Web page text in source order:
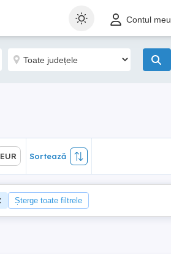
Contul meu
EUR Sortează
Șterge toate filtrele